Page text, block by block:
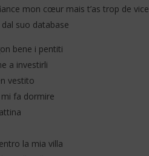
mon cœur mais t’as trop de vice
suo database
bene i pentiti
a investirli
vestito
fa dormire
la mia villa